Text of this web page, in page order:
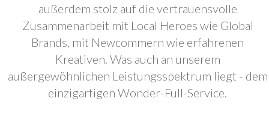
außerdem stolz auf die vertrauensvolle
Zusammenarbeit mit Local Heroes wie Global
Brands, mit Newcommern wie erfahrenen
Kreativen. Was auch an unserem
außergewöhnlichen Leistungsspektrum liegt - dem
einzigartigen Wonder-Full-Service.